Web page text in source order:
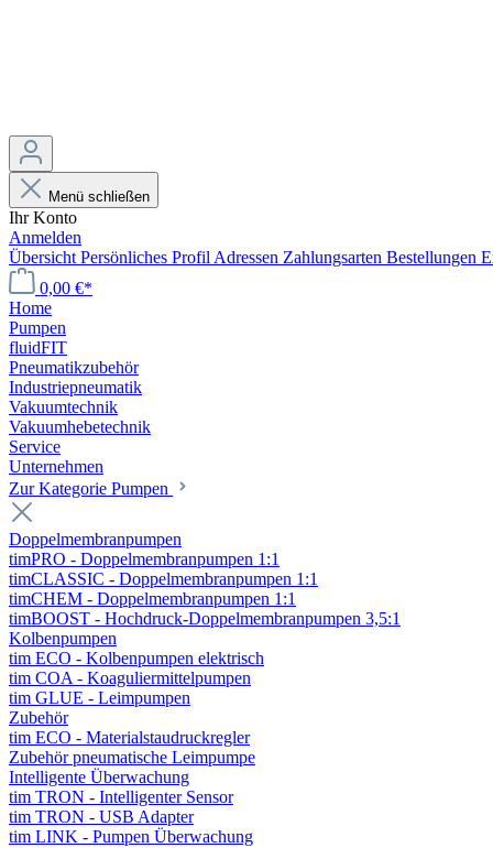
Menü schließen
Ihr Konto
Anmelden
Übersicht Persönliches Profil Adressen Zahlungsarten Bestellungen
0,00 €*
Home
Pumpen
fluidFIT
Pneumatikzubehör
Industriepneumatik
Vakuumtechnik
Vakuumhebetechnik
Service
Unternehmen
Zur Kategorie Pumpen
Doppelmembranpumpen
timPRO - Doppelmembranpumpen 1:1
timCLASSIC - Doppelmembranpumpen 1:1
timCHEM - Doppelmembranpumpen 1:1
timBOOST - Hochdruck-Doppelmembranpumpen 3,5:1
Kolbenpumpen
tim ECO - Kolbenpumpen elektrisch
tim COA - Koaguliermittelpumpen
tim GLUE - Leimpumpen
Zubehör
tim ECO - Materialstaudruckregler
Zubehör pneumatische Leimpumpe
Intelligente Überwachung
tim TRON - Intelligenter Sensor
tim TRON - USB Adapter
tim LINK - Pumpen Überwachung